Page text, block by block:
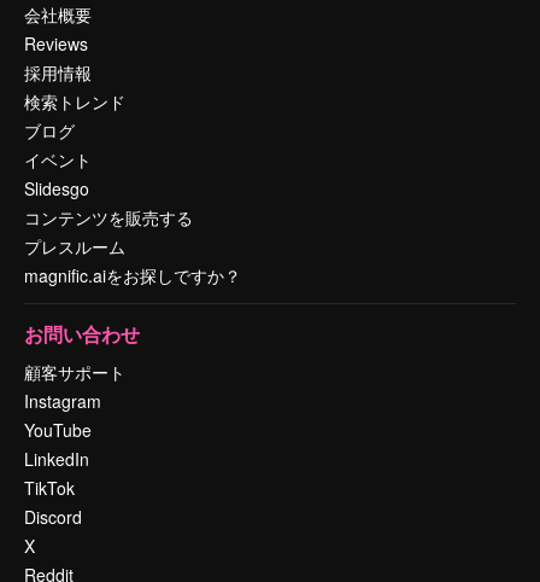
会社概要
Reviews
採用情報
検索トレンド
ブログ
イベント
Slidesgo
コンテンツを販売する
プレスルーム
magnific.aiをお探しですか？
お問い合わせ
顧客サポート
Instagram
YouTube
LinkedIn
TikTok
Discord
X
Reddit